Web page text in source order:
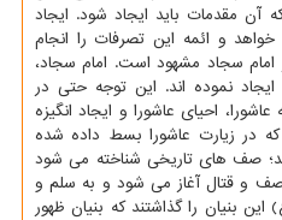
آن مقدمات باید ایجاد شود. ایجاد
و ائمه این تصرفات را انجام
سجاد مشهود است. امام سجاد،
نموده اند. این توجه حتی در
احیای عاشورا و ایجاد انگیزه
در زیارت عاشورا بسط داده شده
صف های تاریخی شناخته می شود
و قتال آغاز می شود و به سلم و
بنیان را گذاشتند که بنیان ظهور